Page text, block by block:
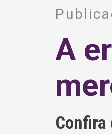
e
t
A
Confira